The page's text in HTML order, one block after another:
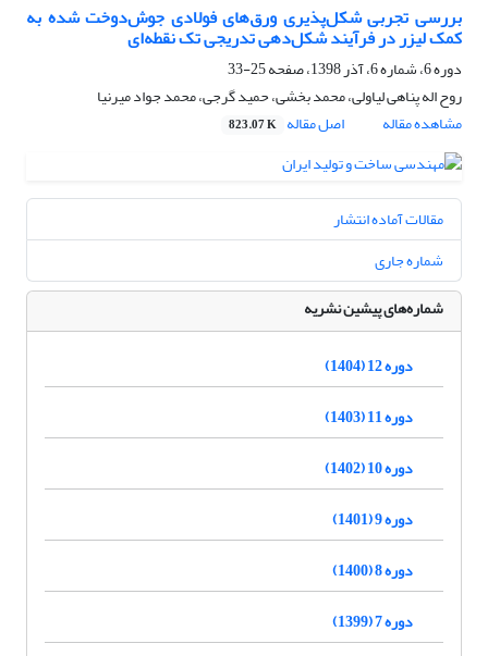
بررسی تجربی شکل‌پذیری ورق‌های فولادی جوش‌دوخت شده به
کمک لیزر در فرآیند شکل‌دهی تدریجی تک نقطه‌ای
دوره 6، شماره 6، آذر 1398، صفحه
25-33
روح اله پناهی لیاولی، محمد بخشی، حمید گرجی، محمد جواد میرنیا
مشاهده مقاله
اصل مقاله 823.07 K
مقالات آماده انتشار
شماره جاری
شماره‌های پیشین نشریه
دوره 12 (1404)
دوره 11 (1403)
دوره 10 (1402)
دوره 9 (1401)
دوره 8 (1400)
دوره 7 (1399)